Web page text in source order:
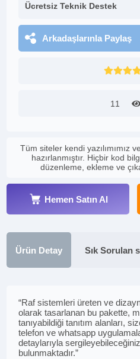
Ücretsiz Teknik Destek
Arkadaşlarınla Paylaş
11
Tüm siteler kendi yazılımımız
hazırlanmıştır. Hiçbir kod
düzenleme, ekleme ve
Hemen Satın Al
Ürün Detay Sık Sorulan
“Raf sistemleri üreten ve
olarak tasarlanan bu pakette,
tanıyabildiği tanıtım alanları,
telefon ve whatsapp
detaylarıyla
bulunmaktadır.”